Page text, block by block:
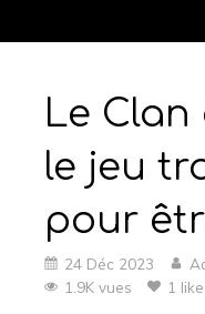
Le Clan
le jeu
pour
24 Déc 2023
1.9K vues
1 like